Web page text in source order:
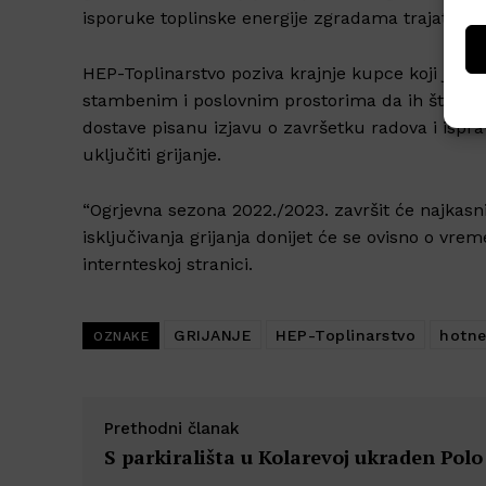
isporuke toplinske energije zgradama trajat će
HEP-Toplinarstvo poziva krajnje kupce koji još
stambenim i poslovnim prostorima da ih što
dostave pisanu izjavu o završetku radova i
uključiti grijanje.
“Ogrjevna sezona 2022./2023. završit će
isključivanja grijanja donijet će se ovisno o
internteskoj stranici.
OZNAKE GRIJANJE HEP-Toplinarstvo
Prethodni članak
S parkirališta u Kolarevoj ukraden Polo